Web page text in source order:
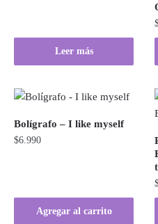
Leer más
Bolígrafo – I like myself
$6.990
Agregar al carrito